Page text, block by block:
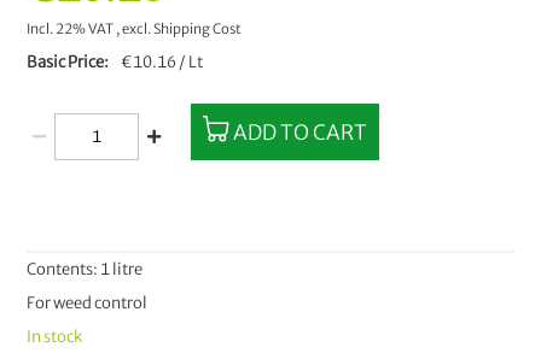
Contents: 1 litre
For weed control
In stock
Incl. 22% VAT ,excl.Shipping Cost
Basic Price €10.16 / Lt
ADD TO CART